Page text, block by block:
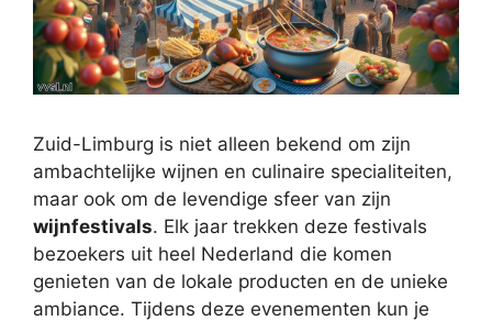
Zuid-Limburg is niet alleen bekend om zijn
ambachtelijke wijnen en culinaire specialiteiten,
maar ook om de levendige sfeer van zijn
wijnfestivals. Elk jaar trekken deze festivals
bezoekers uit heel Nederland die komen
genieten van de lokale producten en de unieke
ambiance. Tijdens deze evenementen kun je